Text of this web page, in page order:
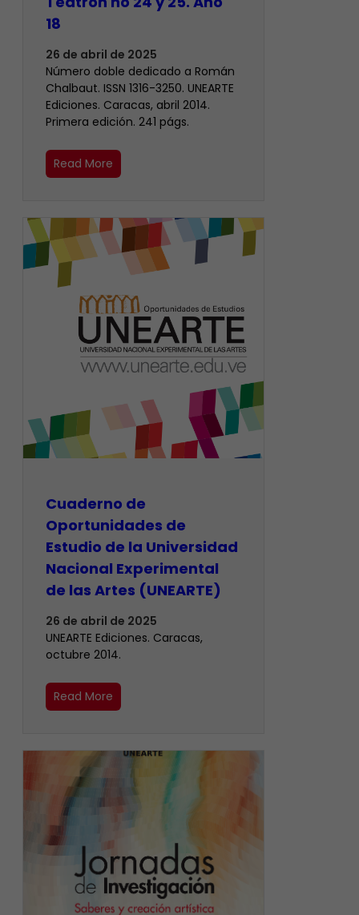
18
26 de abril de 2025
Número doble dedicado a Román
Chalbaut. ISSN 1316-3250. UNEARTE
Ediciones. Caracas, abril 2014.
Primera edición. 241 págs.
Read More
Cuaderno de
Oportunidades de
Estudio de la Universidad
Nacional Experimental
de las Artes (UNEARTE)
26 de abril de 2025
UNEARTE Ediciones. Caracas,
octubre 2014.
Read More